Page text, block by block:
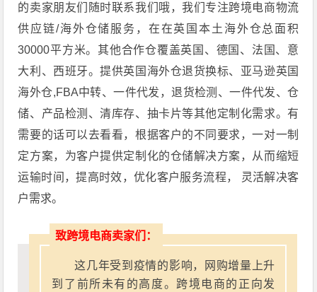
的卖家朋友们随时联系我们哦，我们专注跨境电商物流
供应链/海外仓储服务，在在英国本土海外仓总面积
30000平方米。其他合作仓覆盖英国、德国、法国、意
大利、西班牙。提供英国海外仓退货换标、亚马逊英国
海外仓,FBA中转、一件代发，退货检测、一件代发、仓
储、产品检测、清库存、抽卡片等其他定制化需求。有
需要的话可以去看看，根据客户的不同要求，一对一制
定方案，为客户提供定制化的仓储解决方案，从而缩短
运输时间，提高时效，优化客户服务流程， 灵活解决客
户需求。
致跨境电商卖家们：
这几年受到疫情的影响，网购增量上升
到了前所未有的高度。跨境电商的正向发